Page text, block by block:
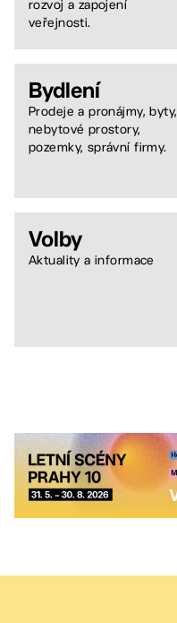
rozvoj a zapojení
veřejnosti.
Bydlení
Prodeje a pronájmy, byty,
nebytové prostory,
pozemky, správní firmy.
Volby
Aktuality a informace